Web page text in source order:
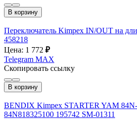
В корзину
Переключатель Kimpex IN/OUT на
458218
Цена: 1 772 ₽
Telegram MAX
Скопировать ссылку
В корзину
BENDIX Kimpex STARTER YAM
84N818325100 195742 SM-01311